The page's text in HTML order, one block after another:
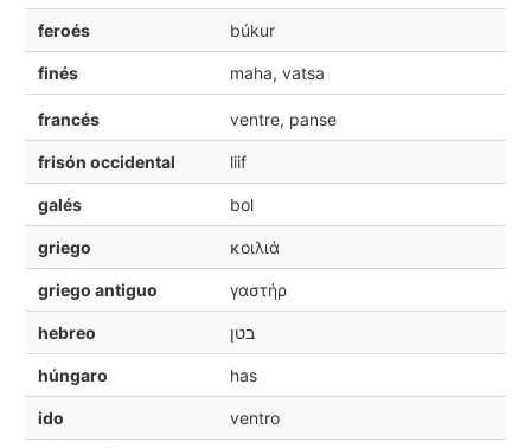
feroés búkur
finés maha, vatsa
francés ventre, panse
frisón occidental liif
galés bol
griego κοιλιά
griego antiguo γαστήρ
hebreo בטן
húngaro has
ido ventro